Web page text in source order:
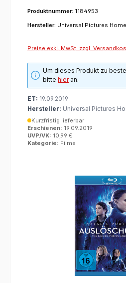
Produktnummer: 1184953
Hersteller: Universal Pictures
Preise exkl. MwSt. zzgl.
Um dieses Produkt zu
bittehieran.
ET: 19.09.2019
Hersteller: Universal Pictures
Kurzfristig lieferbar
Erschienen: 19.09.2019
UVP/VK: 10,99 €
Kategorie: Filme